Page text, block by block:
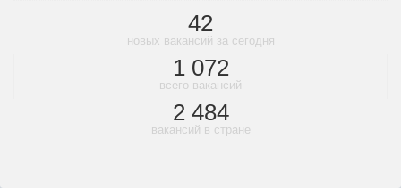
42
новых вакансий за сегодня
1 072
всего вакансий
2 484
вакансий в стране